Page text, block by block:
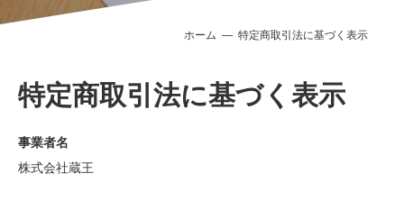
ホーム 特定商取引法に基づく表示
特定商取引法に基づく表示
事業者名
株式会社蔵王